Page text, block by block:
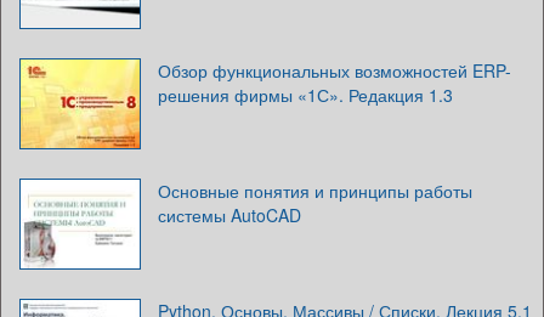
Обзор функциональных возможностей ERP-
решения фирмы «1С». Редакция 1.3
Основные понятия и принципы работы
системы AutoCAD
Python. Основы. Массивы / Списки. Лекция 5.1